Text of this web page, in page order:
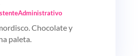
Chocolate y
paleta.